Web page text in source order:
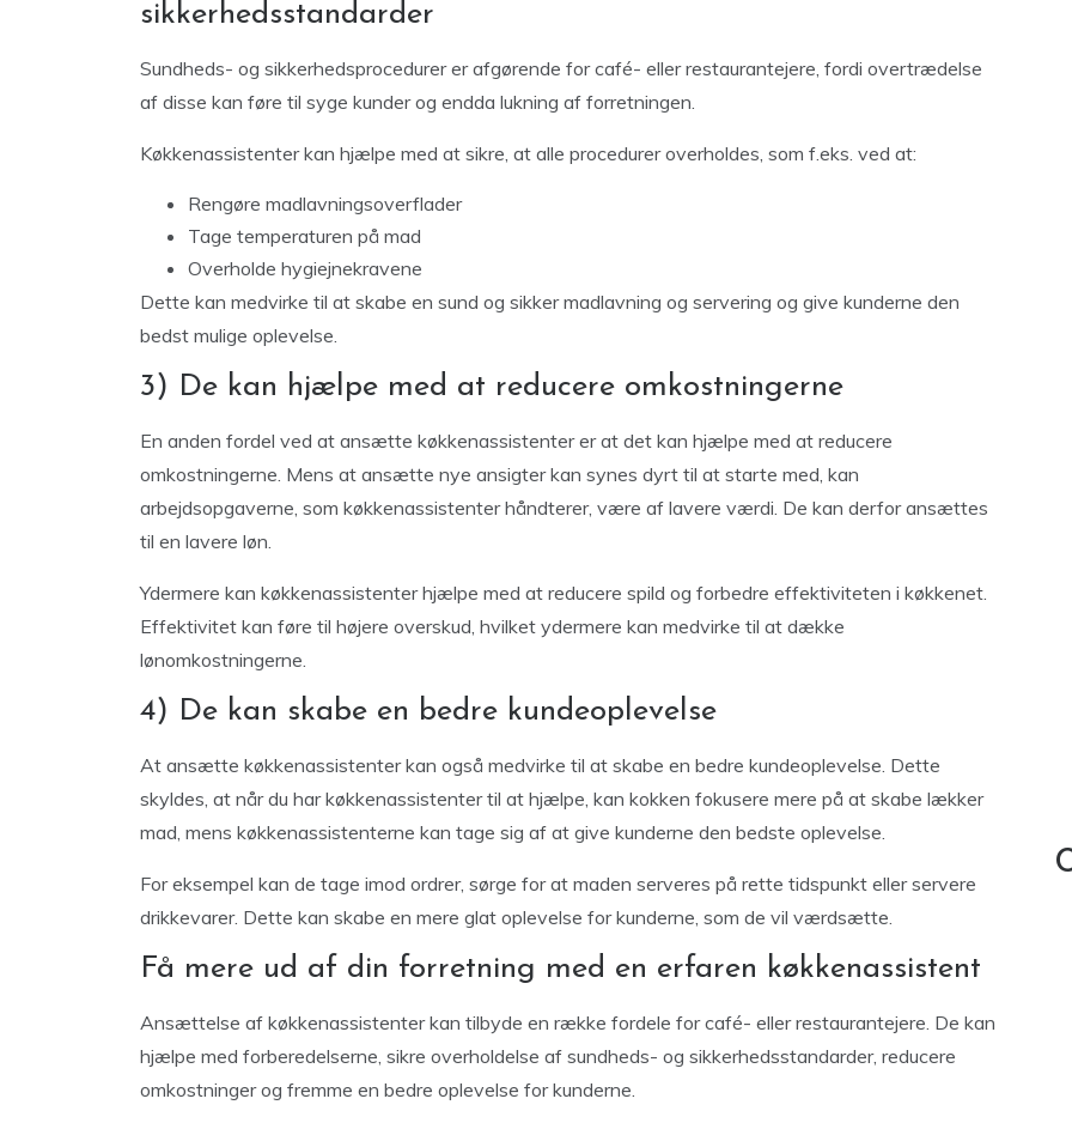
sikkerhedsstandarder
Sundheds- og sikkerhedsprocedurer er afgørende for café- eller restaurantejere, fordi overtrædelse
af disse kan føre til syge kunder og endda lukning af forretningen.
Køkkenassistenter kan hjælpe med at sikre, at alle procedurer overholdes, som f.eks. ved at:
Rengøre madlavningsoverflader
Tage temperaturen på mad
Overholde hygiejnekravene
Dette kan medvirke til at skabe en sund og sikker madlavning og servering og give kunderne den
bedst mulige oplevelse.
3) De kan hjælpe med at reducere omkostningerne
En anden fordel ved at ansætte køkkenassistenter er at det kan hjælpe med at reducere
omkostningerne. Mens at ansætte nye ansigter kan synes dyrt til at starte med, kan
arbejdsopgaverne, som køkkenassistenter håndterer, være af lavere værdi. De kan derfor ansættes
til en lavere løn.
Ydermere kan køkkenassistenter hjælpe med at reducere spild og forbedre effektiviteten i køkkenet.
Effektivitet kan føre til højere overskud, hvilket ydermere kan medvirke til at dække
lønomkostningerne.
4) De kan skabe en bedre kundeoplevelse
At ansætte køkkenassistenter kan også medvirke til at skabe en bedre kundeoplevelse. Dette
skyldes, at når du har køkkenassistenter til at hjælpe, kan kokken fokusere mere på at skabe lækker
mad, mens køkkenassistenterne kan tage sig af at give kunderne den bedste oplevelse.
For eksempel kan de tage imod ordrer, sørge for at maden serveres på rette tidspunkt eller servere
drikkevarer. Dette kan skabe en mere glat oplevelse for kunderne, som de vil værdsætte.
Få mere ud af din forretning med en erfaren køkkenassistent
Ansættelse af køkkenassistenter kan tilbyde en række fordele for café- eller restaurantejere. De kan
hjælpe med forberedelserne, sikre overholdelse af sundheds- og sikkerhedsstandarder, reducere
omkostninger og fremme en bedre oplevelse for kunderne.